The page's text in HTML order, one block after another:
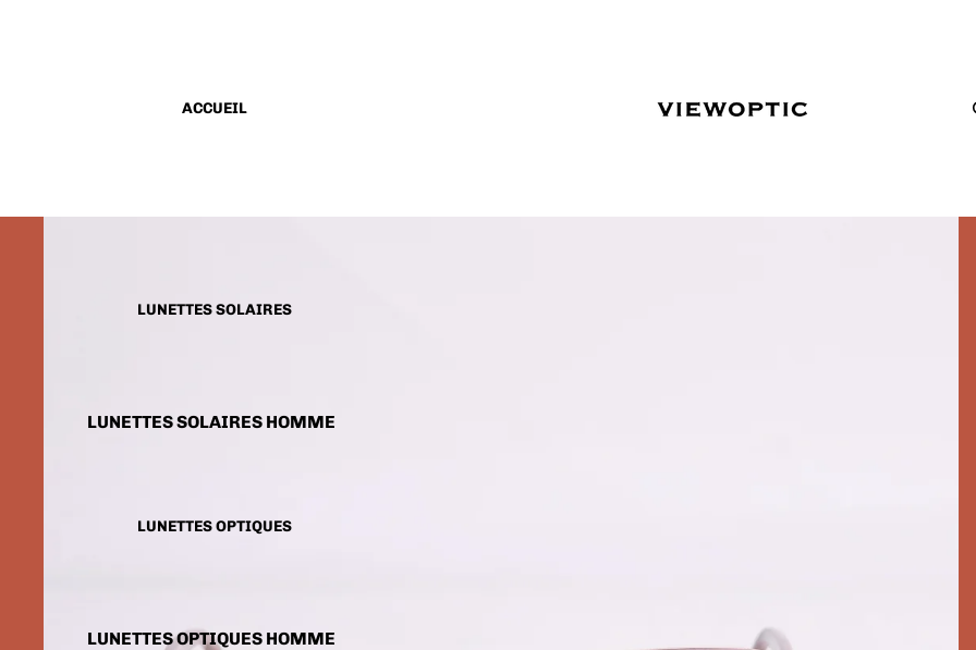
ACCUEIL
LUNETTES SOLAIRES
LUNETTES SOLAIRES HOMME
ENFANTSLUNETTES OPTIQUES
LUNETTES OPTIQUES HOMME